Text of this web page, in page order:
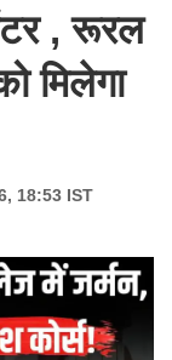
, रूरल
मिलेगा
18:53 IST